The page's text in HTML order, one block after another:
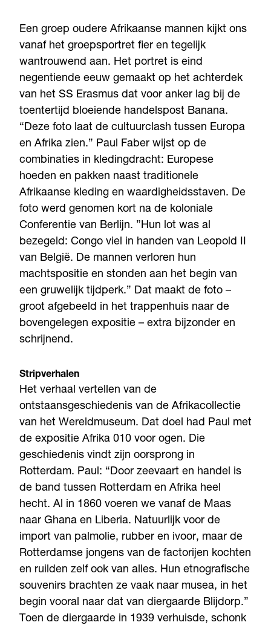
Een groep oudere Afrikaanse mannen kijkt ons
vanaf het groepsportret fier en tegelijk
wantrouwend aan. Het portret is eind
negentiende eeuw gemaakt op het achterdek
van het SS Erasmus dat voor anker lag bij de
toentertijd bloeiende handelspost Banana.
“Deze foto laat de cultuurclash tussen Europa
en Afrika zien.” Paul Faber wijst op de
combinaties in kledingdracht: Europese
hoeden en pakken naast traditionele
Afrikaanse kleding en waardigheidsstaven. De
foto werd genomen kort na de koloniale
Conferentie van Berlijn. ”Hun lot was al
bezegeld: Congo viel in handen van Leopold II
van België. De mannen verloren hun
machtspositie en stonden aan het begin van
een gruwelijk tijdperk.” Dat maakt de foto –
groot afgebeeld in het trappenhuis naar de
bovengelegen expositie – extra bijzonder en
schrijnend.
Stripverhalen
Het verhaal vertellen van de
ontstaansgeschiedenis van de Afrikacollectie
van het Wereldmuseum. Dat doel had Paul met
de expositie Afrika 010 voor ogen. Die
geschiedenis vindt zijn oorsprong in
Rotterdam. Paul: “Door zeevaart en handel is
de band tussen Rotterdam en Afrika heel
hecht. Al in 1860 voeren we vanaf de Maas
naar Ghana en Liberia. Natuurlijk voor de
import van palmolie, rubber en ivoor, maar de
Rotterdamse jongens van de factorijen kochten
en ruilden zelf ook van alles. Hun etnografische
souvenirs brachten ze vaak naar musea, in het
begin vooral naar dat van diergaarde Blijdorp.”
Toen de diergaarde in 1939 verhuisde, schonk